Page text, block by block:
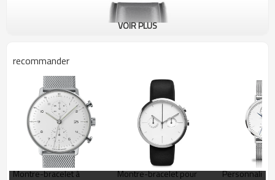
VOIR PLUS
recommander
Montre-bracelet à
Montre-bracelet pour